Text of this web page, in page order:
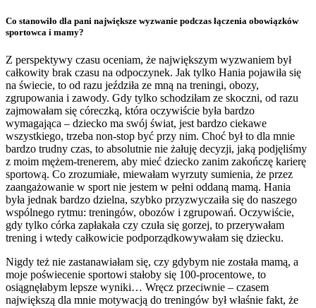
Co stanowiło dla pani największe wyzwanie podczas łączenia obowiązków
sportowca i mamy?
Z perspektywy czasu oceniam, że największym wyzwaniem był
całkowity brak czasu na odpoczynek. Jak tylko Hania pojawiła się
na świecie, to od razu jeździła ze mną na treningi, obozy,
zgrupowania i zawody. Gdy tylko schodziłam ze skoczni, od razu
zajmowałam się córeczką, która oczywiście była bardzo
wymagająca – dziecko ma swój świat, jest bardzo ciekawe
wszystkiego, trzeba non-stop być przy nim. Choć był to dla mnie
bardzo trudny czas, to absolutnie nie żałuję decyzji, jaką podjęliśmy
z moim mężem-trenerem, aby mieć dziecko zanim zakończę karierę
sportową. Co zrozumiałe, miewałam wyrzuty sumienia, że przez
zaangażowanie w sport nie jestem w pełni oddaną mamą. Hania
była jednak bardzo dzielna, szybko przyzwyczaiła się do naszego
wspólnego rytmu: treningów, obozów i zgrupowań. Oczywiście,
gdy tylko córka zapłakała czy czuła się gorzej, to przerywałam
trening i wtedy całkowicie podporządkowywałam się dziecku.
Nigdy też nie zastanawiałam się, czy gdybym nie została mamą, a
moje poświecenie sportowi stałoby się 100-procentowe, to
osiągnęłabym lepsze wyniki… Wręcz przeciwnie – czasem
największą dla mnie motywacją do treningów był właśnie fakt, że